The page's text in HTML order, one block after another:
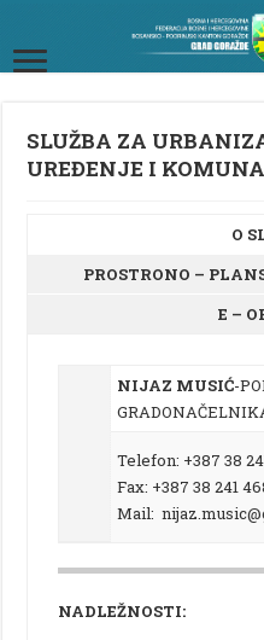
SLUŽBA ZA
UREĐENJE I
O
PROSTRONO –
E –
NIJAZ MUSIĆ-
Telefon: +387 38
Fax: +387 38 241
Mail:
NADLEŽNOSTI: